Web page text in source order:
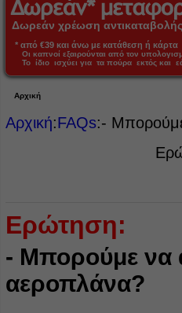
Δωρεάν χρέωση
* από €39 και άνω με κατάθεση ή
Οι καπνοί εξαιρούνται από τον
Το ίδιο ισχύει για τα πούρα εκτός και
Αρχική
Αρχική:FAQs:-
Ερώτηση:
- Μπορούμε να
αεροπλάνα?